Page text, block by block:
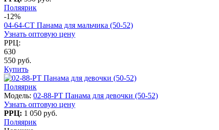
Поляярик
-12%
04-64-СT Панама для мальчика (50-52)
Узнать оптовую цену
РРЦ:
630
550 руб.
Купить
Поляярик
Модель: 02-88-PT Панама для девочки (50-52)
Узнать оптовую цену
РРЦ: 1 050 руб.
Поляярик